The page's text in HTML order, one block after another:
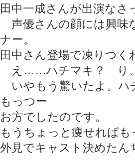
田中一成さんが出演なさ
声優さんの顔には興味
ナー。
田中さん登場で凍りつく
え……ハチマキ？ り、
いやもう驚いたよ。ハ
もっつー
お方でしたのです。
もうちょっと痩せればも
外見でキャスト決めた